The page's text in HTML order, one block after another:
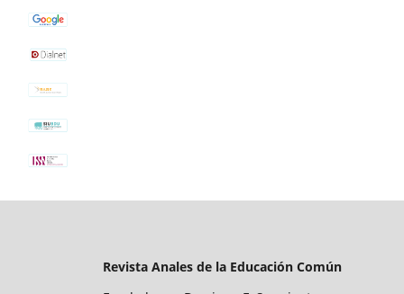
Revista Anales de la Educación Común